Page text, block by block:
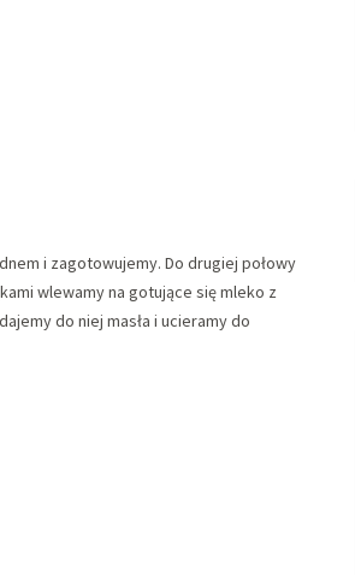
i zagotowujemy. Do drugiej połowy
wlewamy na gotujące się mleko z
do niej masła i ucieramy do